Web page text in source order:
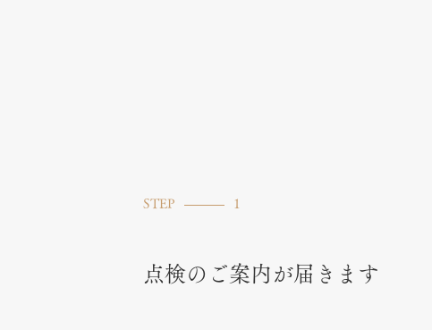
STEP 1
点検のご案内が届きます